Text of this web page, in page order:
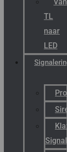
TL
naar
LED